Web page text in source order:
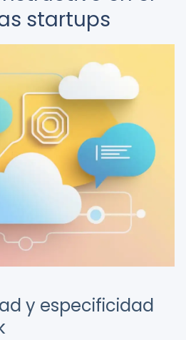
startups
y especificidad